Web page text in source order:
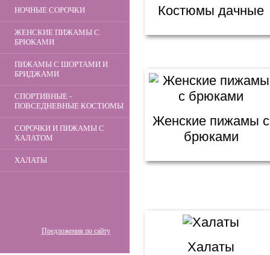
НОЧНЫЕ СОРОЧКИ
ЖЕНСКИЕ ПИЖАМЫ С
БРЮКАМИ
ПИЖАМЫ С ШОРТАМИ И
БРИДЖАМИ
СПОРТИВНЫЕ -
ПОВСЕДНЕВНЫЕ КОСТЮМЫ
СОРОЧКИ И ПИЖАМЫ С
ХАЛАТОМ
ХАЛАТЫ
Предложения по сайту
Костюмы дачные
Женские пижамы с
брюками
Халаты